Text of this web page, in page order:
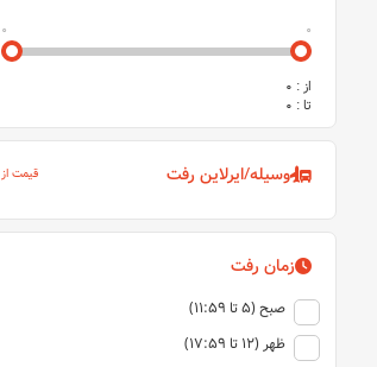
0 0
از : 0
تا : 0
وسیله/ایرلاین رفت قیمت از
زمان رفت
صبح (5 تا 11:59)
ظهر (12 تا 17:59)